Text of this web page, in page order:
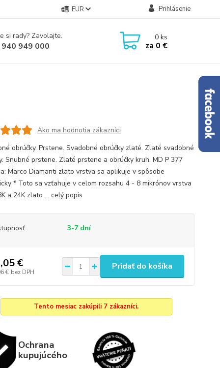
EUR Prihlásenie
si rady? Zavolajte.
949 000
0ks
za 0 €
Ako ma hodnotia zákazníci
obrúčky. Prstene. Svadobné obrúčky zlaté. Zlaté svadobné
Snubné prstene. Zlaté prstene a obrúčky kruh, MD P 377
Marco Diamanti zlato vrstva sa aplikuje v spôsobe
* Toto sa vzťahuje v celom rozsahu 4 - 8 mikrónov vrstva
a 24K zlato ... celý popis
3-7 dní
€
€ bez DPH
Pridať do košíka
Tento mesiac zakúpili 7 zákazníci.
Ochrana
kupujúcého